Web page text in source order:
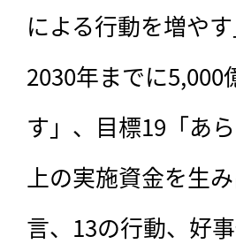
による行動を増や
2030年までに
す」、目標19「あ
上の実施資金を生
言、13の行動、好